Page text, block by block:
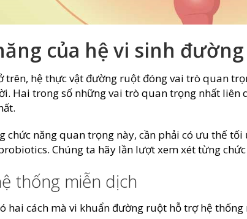
của hệ vi sinh
trên, hệ thực vật đường ruột đóng vai trò quan
Hai trong số những vai trò quan trọng nhất liên
chức năng quan trọng này, cần phải có ưu thế tối
Chúng ta hãy lần lượt xem xét từng chức
thống miễn dịch
hai cách mà vi khuẩn đường ruột hỗ trợ hệ